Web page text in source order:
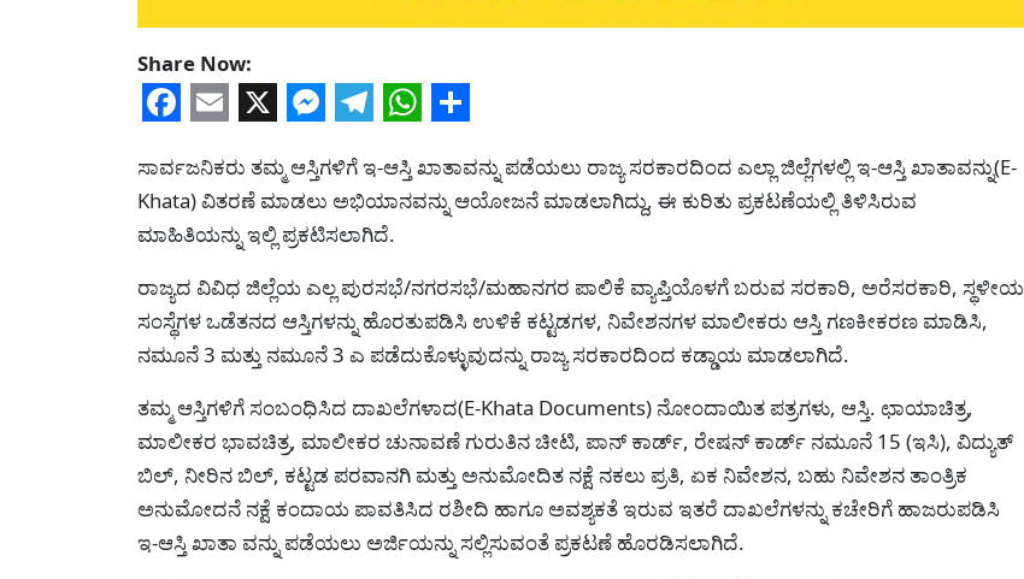
Share Now:
ಸಾರ್ವಜನಿಕರು ತಮ್ಮ ಆಸ್ತಿಗಳಿಗೆ ಇ-ಆಸ್ತಿ ಖಾತಾವನ್ನು ಪಡೆಯಲು ರಾಜ್ಯ ಸರಕಾರದಿಂದ ಎಲ್ಲಾ ಜಿಲ್ಲೆಗಳಲ್ಲಿ ಇ-ಆಸ್ತಿ ಖಾತಾವನ್ನು(E-
Khata) ವಿತರಣೆ ಮಾಡಲು ಅಭಿಯಾನವನ್ನು ಆಯೋಜನೆ ಮಾಡಲಾಗಿದ್ದು, ಈ ಕುರಿತು ಪ್ರಕಟಣೆಯಲ್ಲಿ ತಿಳಿಸಿರುವ
ಮಾಹಿತಿಯನ್ನು ಇಲ್ಲಿ ಪ್ರಕಟಿಸಲಾಗಿದೆ.
ರಾಜ್ಯದ ವಿವಿಧ ಜಿಲ್ಲೆಯ ಎಲ್ಲ ಪುರಸಭೆ/ನಗರಸಭೆ/ಮಹಾನಗರ ಪಾಲಿಕೆ ವ್ಯಾಪ್ತಿಯೊಳಗೆ ಬರುವ ಸರಕಾರಿ, ಅರೆಸರಕಾರಿ, ಸ್ಥಳೀಯ
ಸಂಸ್ಥೆಗಳ ಒಡೆತನದ ಆಸ್ತಿಗಳನ್ನು ಹೊರತುಪಡಿಸಿ ಉಳಿಕೆ ಕಟ್ಟಡಗಳ, ನಿವೇಶನಗಳ ಮಾಲೀಕರು ಆಸ್ತಿ ಗಣಕೀಕರಣ ಮಾಡಿಸಿ,
ನಮೂನೆ 3 ಮತ್ತು ನಮೂನೆ 3 ಎ ಪಡೆದುಕೊಳ್ಳುವುದನ್ನು ರಾಜ್ಯ ಸರಕಾರದಿಂದ ಕಡ್ಡಾಯ ಮಾಡಲಾಗಿದೆ.
ತಮ್ಮ ಆಸ್ತಿಗಳಿಗೆ ಸಂಬಂಧಿಸಿದ ದಾಖಲೆಗಳಾದ(E-Khata Documents) ನೋಂದಾಯಿತ ಪತ್ರಗಳು, ಆಸ್ತಿ. ಛಾಯಾಚಿತ್ರ,
ಮಾಲೀಕರ ಭಾವಚಿತ್ರ, ಮಾಲೀಕರ ಚುನಾವಣೆ ಗುರುತಿನ ಚೀಟಿ, ಪಾನ್‌ ಕಾರ್ಡ್, ರೇಷನ್ ಕಾರ್ಡ್ ನಮೂನೆ 15 (ಇಸಿ), ವಿದ್ಯುತ್
ಬಿಲ್, ನೀರಿನ ಬಿಲ್, ಕಟ್ಟಡ ಪರವಾನಗಿ ಮತ್ತು ಅನುಮೋದಿತ ನಕ್ಷೆ ನಕಲು ಪ್ರತಿ, ಏಕ ನಿವೇಶನ, ಬಹು ನಿವೇಶನ ತಾಂತ್ರಿಕ
ಅನುಮೋದನೆ ನಕ್ಷೆ ಕಂದಾಯ ಪಾವತಿಸಿದ ರಶೀದಿ ಹಾಗೂ ಅವಶ್ಯಕತೆ ಇರುವ ಇತರೆ ದಾಖಲೆಗಳನ್ನು ಕಚೇರಿಗೆ ಹಾಜರುಪಡಿಸಿ
ಇ-ಆಸ್ತಿ ಖಾತಾ ವನ್ನು ಪಡೆಯಲು ಅರ್ಜಿಯನ್ನು ಸಲ್ಲಿಸುವಂತೆ ಪ್ರಕಟಣೆ ಹೊರಡಿಸಲಾಗಿದೆ.